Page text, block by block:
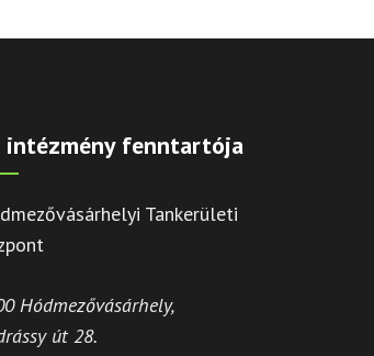
intézmény fenntartója
Tankerületi
Hódmezővásárhely,
út 28.